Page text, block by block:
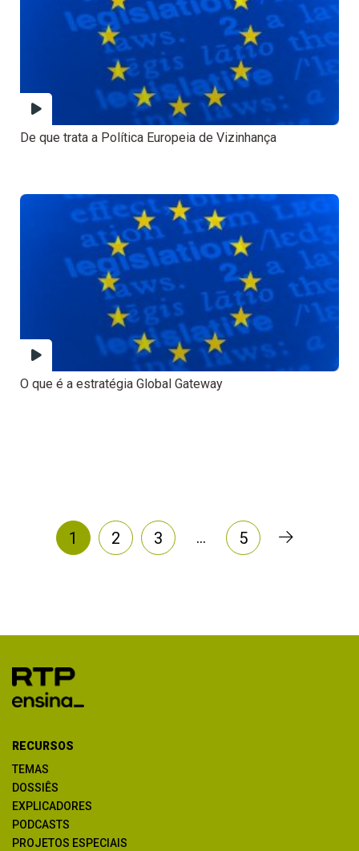
De que trata a Política Europeia de Vizinhança
O que é a estratégia Global Gateway
1 2 3 … 5
RECURSOS
TEMAS
DOSSIÊS
EXPLICADORES
PODCASTS
PROJETOS ESPECIAIS